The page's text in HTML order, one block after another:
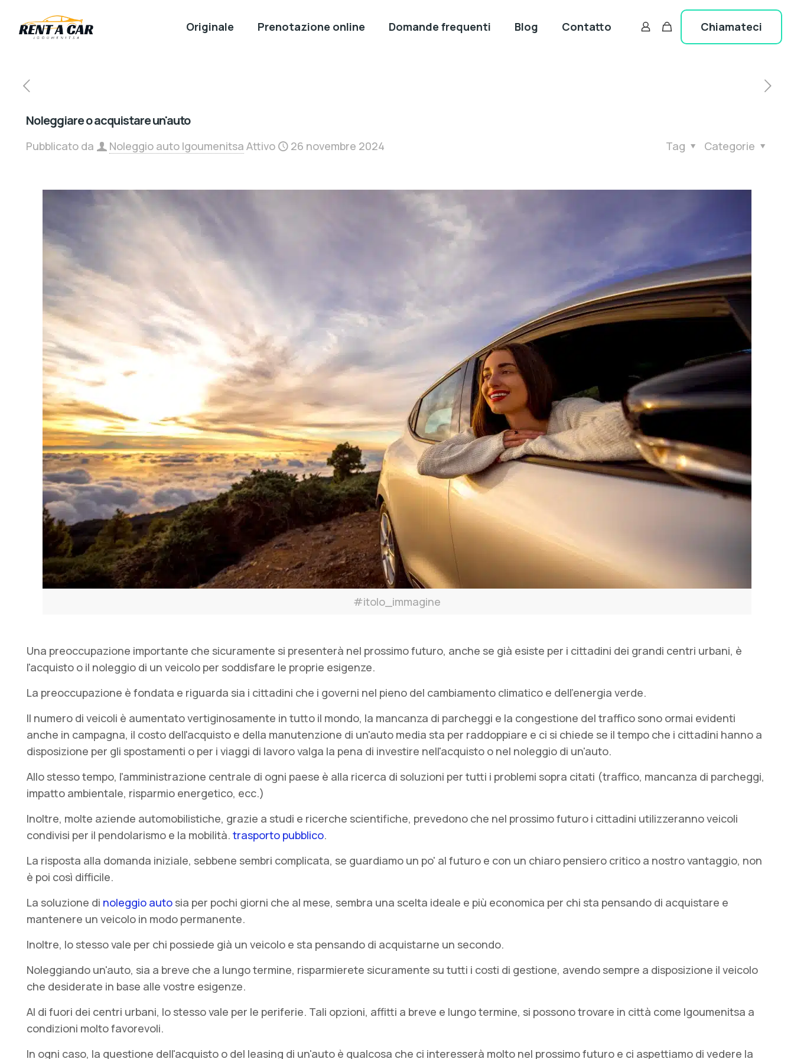
Originale Prenotazione online Domande frequenti Blog Contatto Chiamateci
Noleggiare o acquistare un'auto
Pubblicato da Noleggio auto Igoumenitsa Attivo 26 novembre 2024 Categorie
Tag
#itolo_immagine
Una preoccupazione importante che sicuramente si presenterà nel prossimo futuro, anche se già esiste per i cittadini dei grandi centri urbani, è
l'acquisto o il noleggio di un veicolo per soddisfare le proprie esigenze.
La preoccupazione è fondata e riguarda sia i cittadini che i governi nel pieno del cambiamento climatico e dell'energia verde.
Il numero di veicoli è aumentato vertiginosamente in tutto il mondo, la mancanza di parcheggi e la congestione del traffico sono ormai evidenti
anche in campagna, il costo dell'acquisto e della manutenzione di un'auto media sta per raddoppiare e ci si chiede se il tempo che i cittadini hanno a
disposizione per gli spostamenti o per i viaggi di lavoro valga la pena di investire nell'acquisto o nel noleggio di un'auto.
Allo stesso tempo, l'amministrazione centrale di ogni paese è alla ricerca di soluzioni per tutti i problemi sopra citati (traffico, mancanza di parcheggi,
impatto ambientale, risparmio energetico, ecc.)
Inoltre, molte aziende automobilistiche, grazie a studi e ricerche scientifiche, prevedono che nel prossimo futuro i cittadini utilizzeranno veicoli
condivisi per il pendolarismo e la mobilità. trasporto pubblico.
La risposta alla domanda iniziale, sebbene sembri complicata, se guardiamo un po' al futuro e con un chiaro pensiero critico a nostro vantaggio, non
è poi così difficile.
La soluzione di noleggio autosia per pochi giorni che al mese, sembra una scelta ideale e più economica per chi sta pensando di acquistare e
mantenere un veicolo in modo permanente.
Inoltre, lo stesso vale per chi possiede già un veicolo e sta pensando di acquistarne un secondo.
Noleggiando un'auto, sia a breve che a lungo termine, risparmierete sicuramente su tutti i costi di gestione, avendo sempre a disposizione il veicolo
che desiderate in base alle vostre esigenze.
Al di fuori dei centri urbani, lo stesso vale per le periferie. Tali opzioni, affitti a breve e lungo termine, si possono trovare in città come Igoumenitsa a
condizioni molto favorevoli.
In ogni caso, la questione dell'acquisto o del leasing di un'auto è qualcosa che ci interesserà molto nel prossimo futuro e ci aspettiamo di vedere la